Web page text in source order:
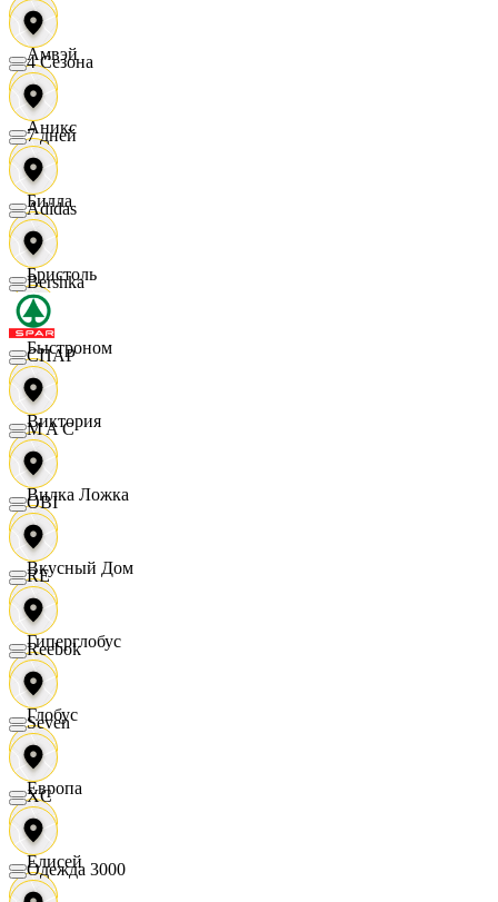
Амвэй
Аникс
Билла
Бристоль
Быстроном
Виктория
Вилка Ложка
Вкусный Дом
Гиперглобус
Глобус
Европа
Елисей
4 Сезона
7 дней
Adidas
Bershka
СПАР
M A C
OBI
RE
Reebok
Seven
XC
Одежда 3000